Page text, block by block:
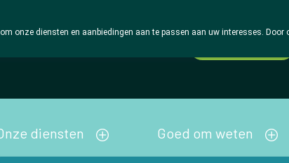
diensten Goed om weten
onze diensten en aanbiedingen aan te passen aan uw interesses. Door